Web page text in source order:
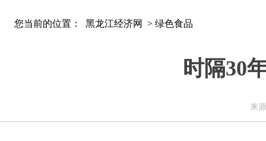
您当前的位置： 黑龙江经济网 > 绿色食品
时隔30
来